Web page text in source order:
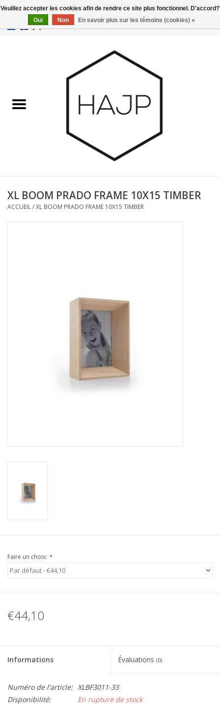
EUR/GBP 0 Articles - €0,00
Gadgets
XL BOOM PRADO FRAME 10X15 TIMBER
ACCUEIL/XL BOOM PRADO FRAME 10X15 TIMBER
Faire un choix: *
€44,10
Informations Évaluations (0)
Numéro de l'article: XLBF3011-33
Disponibilité:
En rupture de stock
Veuillez accepter les cookies afin de rendre ce site plus fonctionnel. D'accord?
Oui
Non En savoir plus sur les témoins (cookies) »